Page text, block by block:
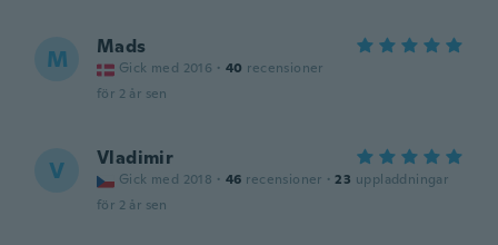
M Mads
Gick med 2016 · 40 recensioner
för 2 år sen
V Vladimir
Gick med 2018 · 46 recensioner · 23 uppladdningar
för 2 år sen